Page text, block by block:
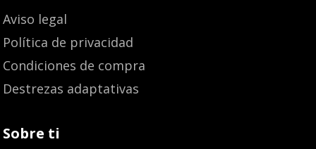
Aviso legal
Política de privacidad
Condiciones de compra
Destrezas adaptativas
Sobre ti